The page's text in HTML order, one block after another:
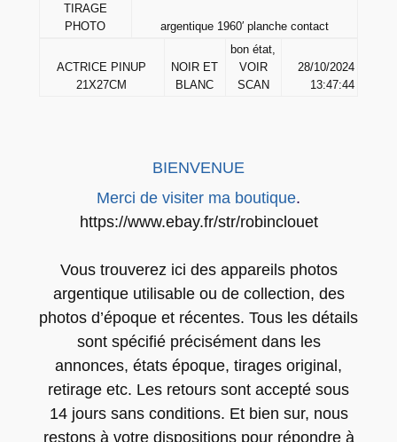
u
TIRAGE
PHOTO
argentique 1960′ planche contact
ACTRICE PINUP
21X27CM
NOIR ET
BLANC
bon état,
VOIR
SCAN
28/10/2024
13:47:44
BIENVENUE
Merci de visiter ma boutique.
https://www.ebay.fr/str/robinclouet
Vous trouverez ici des appareils photos
argentique utilisable ou de collection, des
photos d’époque et récentes. Tous les détails
sont spécifié précisément dans les
annonces, états époque, tirages original,
retirage etc. Les retours sont accepté sous
14 jours sans conditions. Et bien sur, nous
restons à votre dispositions pour répondre à